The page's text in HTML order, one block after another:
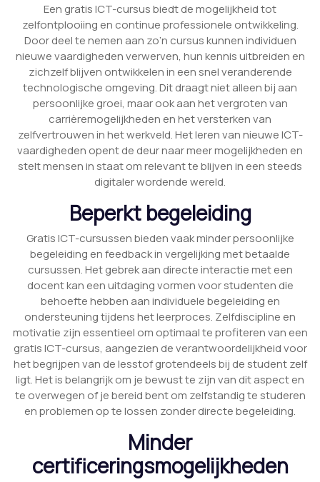
Een gratis ICT-cursus biedt de mogelijkheid tot
zelfontplooiing en continue professionele ontwikkeling.
Door deel te nemen aan zo’n cursus kunnen individuen
nieuwe vaardigheden verwerven, hun kennis uitbreiden en
zichzelf blijven ontwikkelen in een snel veranderende
technologische omgeving. Dit draagt niet alleen bij aan
persoonlijke groei, maar ook aan het vergroten van
carrièremogelijkheden en het versterken van
zelfvertrouwen in het werkveld. Het leren van nieuwe ICT-
vaardigheden opent de deur naar meer mogelijkheden en
stelt mensen in staat om relevant te blijven in een steeds
digitaler wordende wereld.
Beperkt begeleiding
Gratis ICT-cursussen bieden vaak minder persoonlijke
begeleiding en feedback in vergelijking met betaalde
cursussen. Het gebrek aan directe interactie met een
docent kan een uitdaging vormen voor studenten die
behoefte hebben aan individuele begeleiding en
ondersteuning tijdens het leerproces. Zelfdiscipline en
motivatie zijn essentieel om optimaal te profiteren van een
gratis ICT-cursus, aangezien de verantwoordelijkheid voor
het begrijpen van de lesstof grotendeels bij de student zelf
ligt. Het is belangrijk om je bewust te zijn van dit aspect en
te overwegen of je bereid bent om zelfstandig te studeren
en problemen op te lossen zonder directe begeleiding.
Minder
certificeringsmogelijkheden